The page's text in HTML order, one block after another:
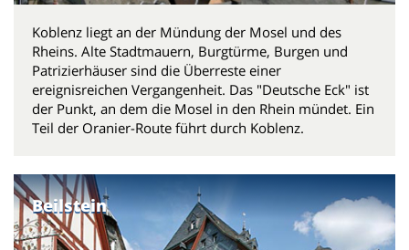
Koblenz liegt an der Mündung der Mosel und des
Rheins. Alte Stadtmauern, Burgtürme, Burgen und
Patrizierhäuser sind die Überreste einer
ereignisreichen Vergangenheit. Das "Deutsche Eck" ist
der Punkt, an dem die Mosel in den Rhein mündet. Ein
Teil der Oranier-Route führt durch Koblenz.
Beilstein